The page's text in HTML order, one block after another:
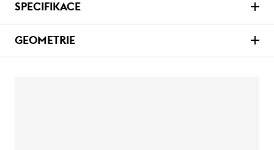
SPECIFIKACE
GEOMETRIE